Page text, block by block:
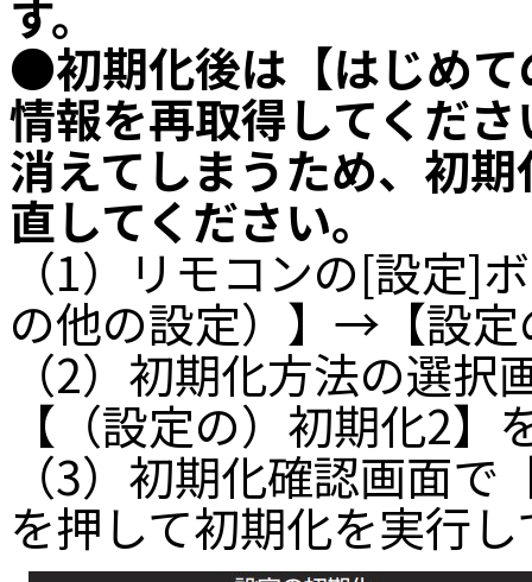
す。
●初期化後は【はじめて
情報を再取得してくだ
消えてしまうため、初
直してください。
（1）リモコンの[設定]
の他の設定）】→【設定
（2）初期化方法の選
【（設定の）初期化2
（3）初期化確認画面
を押して初期化を実行